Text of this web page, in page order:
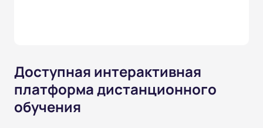
Доступная интерактивная
платформа дистанционного
обучения